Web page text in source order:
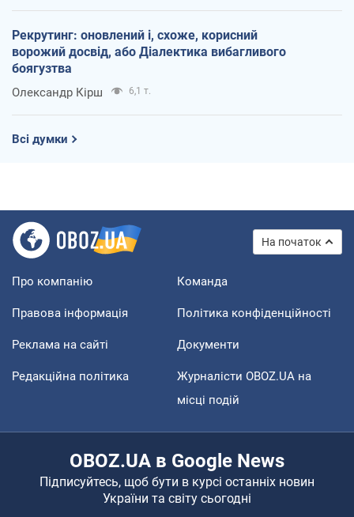
Рекрутинг: оновлений і, схоже, корисний
ворожий досвід, або Діалектика вибагливого
боягузтва
Олександр Кірш 6,1 т.
Всі думки
На початок
Про компанію Команда
Правова інформація Політика конфіденційності
Реклама на сайті Документи
Редакційна політика
Журналісти OBOZ.UA на
місці подій
OBOZ.UA в Google News
Підписуйтесь, щоб бути в курсі останніх новин
України та світу сьогодні